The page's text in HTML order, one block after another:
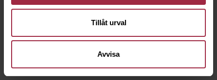
Tillåt urval
Avvisa